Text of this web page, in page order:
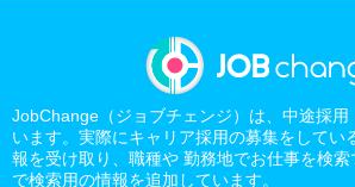
JobChange（ジョブチェンジ）は、中途採用
います。実際にキャリア採用の募集をしてい
報を受け取り、職種や 勤務地でお仕事を検
で検索用の情報を追加しています。